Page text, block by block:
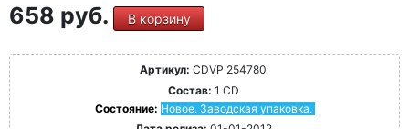
658 руб. В корзину
Артикул: CDVP 254780
Состав: 1 CD
Состояние: Новое. Заводская упаковка.